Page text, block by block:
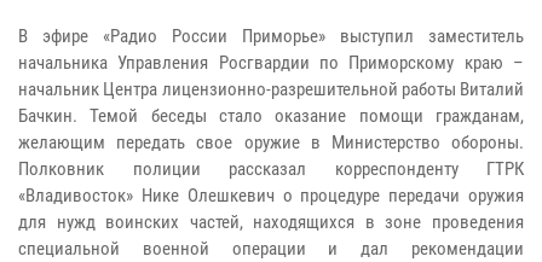
В эфире «Радио России Приморье» выступил заместитель
начальника Управления Росгвардии по Приморскому краю –
начальник Центра лицензионно-разрешительной работы Виталий
Бачкин. Темой беседы стало оказание помощи гражданам,
желающим передать свое оружие в Министерство обороны.
Полковник полиции рассказал корреспонденту ГТРК
«Владивосток» Нике Олешкевич о процедуре передачи оружия
для нужд воинских частей, находящихся в зоне проведения
специальной военной операции и дал рекомендации